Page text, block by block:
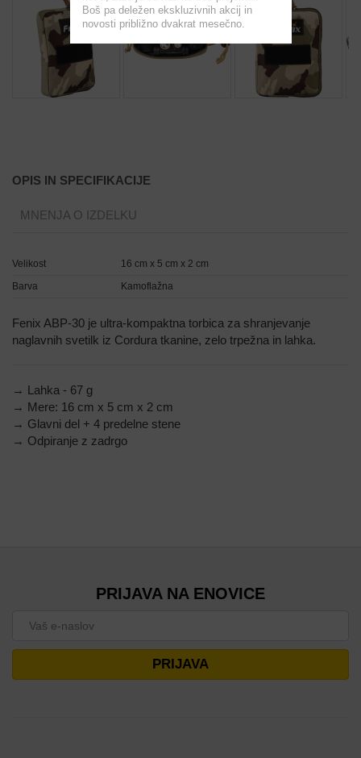
OPIS IN SPECIFIKACIJE
MNENJA O IZDELKU
Velikost
16 cm x 5 cm x 2 cm
Barva
Kamoflažna
Fenix ABP-30 je ultra-kompaktna torbica za shranjevanje
naglavnih svetilk iz Cordura tkanine, zelo trpežna in lahka.
→ Lahka - 67 g
→ Mere: 16 cm x 5 cm x 2 cm
→ Glavni del + 4 predelne stene
→ Odpiranje z zadrgo
PRIJAVA NA ENOVICE
PRIJAVA
Boš pa deležen ekskluzivnih akcij in
novosti približno dvakrat mesečno.